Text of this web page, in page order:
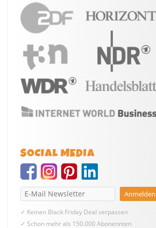
SOCIAL MEDIA
✓ Keinen Black Friday Deal verpassen
✓ Schon mehr als 150.000 Abonennten